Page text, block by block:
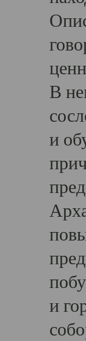
В
и
и